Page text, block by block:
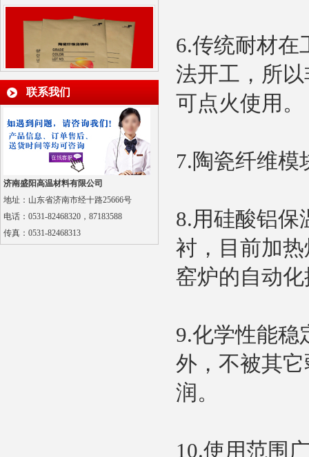
陶瓷纤维浇注料
联系我们
济南盛阳高温材料有限公司
地址：山东省济南市经十路25666号
电话：0531-82468320，87183588
传真： 0531-82468313
6.传统耐材在
法开工，所
可点火使用。
7.陶瓷纤维模
8.用硅酸铝保
衬，目前加
窑炉的自动
9.化学性能稳
外，不被其
润。
10.使用范围